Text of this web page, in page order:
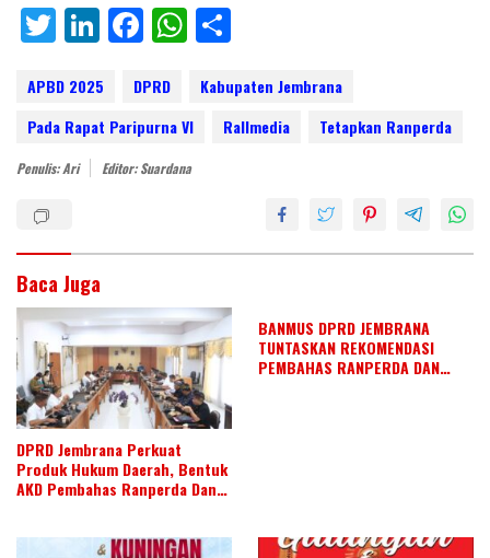
T
itt
er
Li
k
e
dI
F
e
b
o
W
at
s
A
ar
e
APBD 2025 DPRD
Kabupaten Jembrana
Pada Rapat Paripurna VI
Rallmedia Tetapkan Ranperda
Penulis: Ari Editor: Suardana
Baca Juga
DPRD Jembrana Perkuat
Produk Hukum Daerah, Bentuk
AKD Pembahas Ranperda Dan
BANMUS DPRD JEMBRANA
TUNTASKAN REKOMENDASI
PEMBAHAS RANPERDA DAN